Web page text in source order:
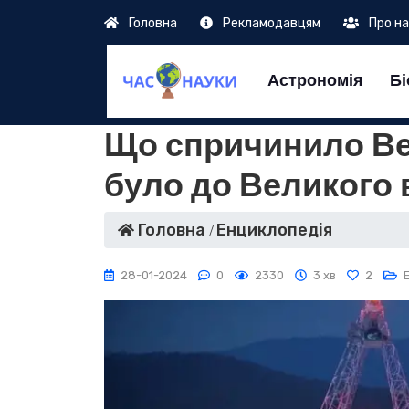
Головна Рекламодавцям Про
Астрономія
Що спричинило
було до Великого
Головна Енциклопедія
28-01-2024 0 2330 3 хв 2